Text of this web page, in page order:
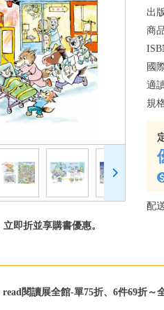
立即折並享購書優惠。
出
商
國
適
規
配
read閱讀展全館-單75折、6件69折～